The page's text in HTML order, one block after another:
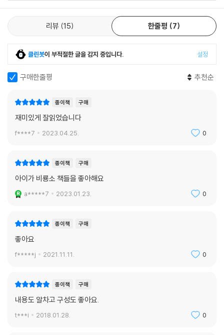
리뷰 15 한줄평 7
클린봇이 부적절한 글을 감지 중입니다. 설정
구매한줄평 추천순
종이책 구매
재미있게 잘읽었습니다
f****7 2023.04.25. 0
종이책 구매
아이가 비룡소 책들을 좋아해요
a*****7 2023.01.23. 0
종이책 구매
좋아요
f*****j 2021.11.11. 0
종이책 구매
내용도 알차고 구성도 좋아요.
t***i 2018.01.28. 0